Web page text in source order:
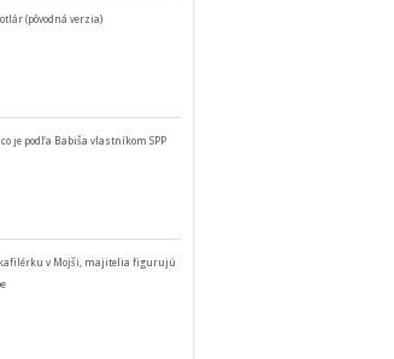
(pôvodná verzia)
je podľa Babiša vlastníkom SPP
v Mojši, majitelia figurujú